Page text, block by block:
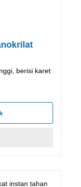
berisi karet